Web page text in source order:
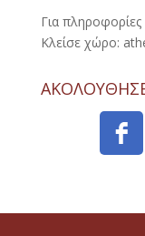
Για
Κλείσε χώρο: